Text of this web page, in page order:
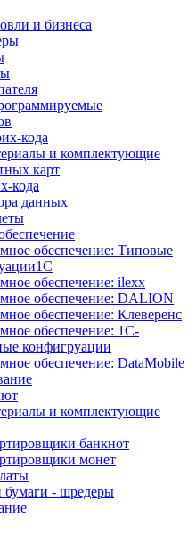
и бизнеса
кода
и комплектующие
карт
кода
данных
обеспечение: Типовые
обеспечение: ilexx
обеспечение: DALION
обеспечение: Клеверенс
обеспечение: 1С-
конфигруации
обеспечение: DataMobile
и комплектующие
банкнот
монет
бумаги - шредеры